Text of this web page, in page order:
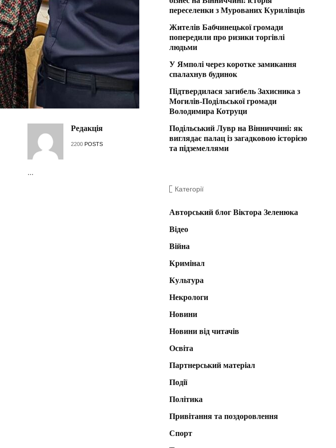
Редакція
2200 POSTS
...
переселенки з Мурованих Курилівців
Жителів Бабчинецької громади
попередили про ризики торгівлі
людьми
У Ямполі через коротке замикання
спалахнув будинок
Підтвердилася загибель Захисника з
Могилів-Подільської громади
Володимира Котруци
Подільський Лувр на Вінниччині: як
виглядає палац із загадковою історією
та підземеллями
Категорії
Авторський блог Віктора Зеленюка
Відео
Війна
Кримінал
Культура
Некрологи
Новини
Новини від читачів
Освіта
Партнерський матеріал
Події
Політика
Привітання та поздоровлення
Спорт